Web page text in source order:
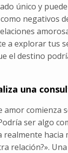
único y
negativos
a explorar tus
el destino
una
amor comienza
ser algo
hacia
relación?».